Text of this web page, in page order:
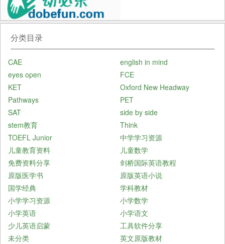
分类目录
CAE
english in mind
eyes open
FCE
KET
Oxford New Headway
Pathways
PET
SAT
side by side
stem教育
Think
TOEFL Junior
中学学习资源
儿童教育资料
儿童数学
免费资料分享
剑桥国际英语教程
原版医学书
原版英语小说
国学经典
学科教材
小学学习资源
小学数学
小学英语
小学语文
少儿英语启蒙
工具软件分享
未分类
英文原版教材